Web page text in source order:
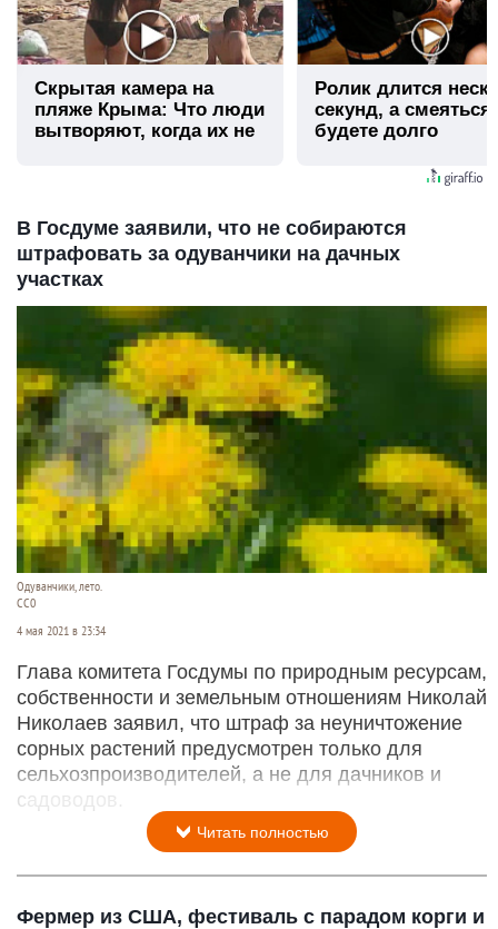
Скрытая камера на
пляже Крыма: Что люди
вытворяют, когда их не
Ролик длится
секунд, а
будете долго
В Госдуме заявили, что не собираются
штрафовать за одуванчики на дачных
участках
Одуванчики, лето.
CC0
4 мая 2021 в 23:34
Глава комитета Госдумы по природным ресурсам,
собственности и земельным отношениям Николай
Николаев заявил, что штраф за неуничтожение
сорных растений предусмотрен только для
сельхозпроизводителей, а не для дачников и
садоводов.
Читать полностью
Фермер из США, фестиваль с парадом корги и